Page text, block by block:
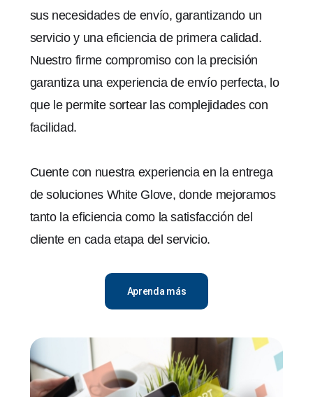
sus necesidades de envío, garantizando un
servicio y una eficiencia de primera calidad.
Nuestro firme compromiso con la precisión
garantiza una experiencia de envío perfecta, lo
que le permite sortear las complejidades con
facilidad.
Cuente con nuestra experiencia en la entrega
de soluciones White Glove, donde mejoramos
tanto la eficiencia como la satisfacción del
cliente en cada etapa del servicio.
Aprenda más